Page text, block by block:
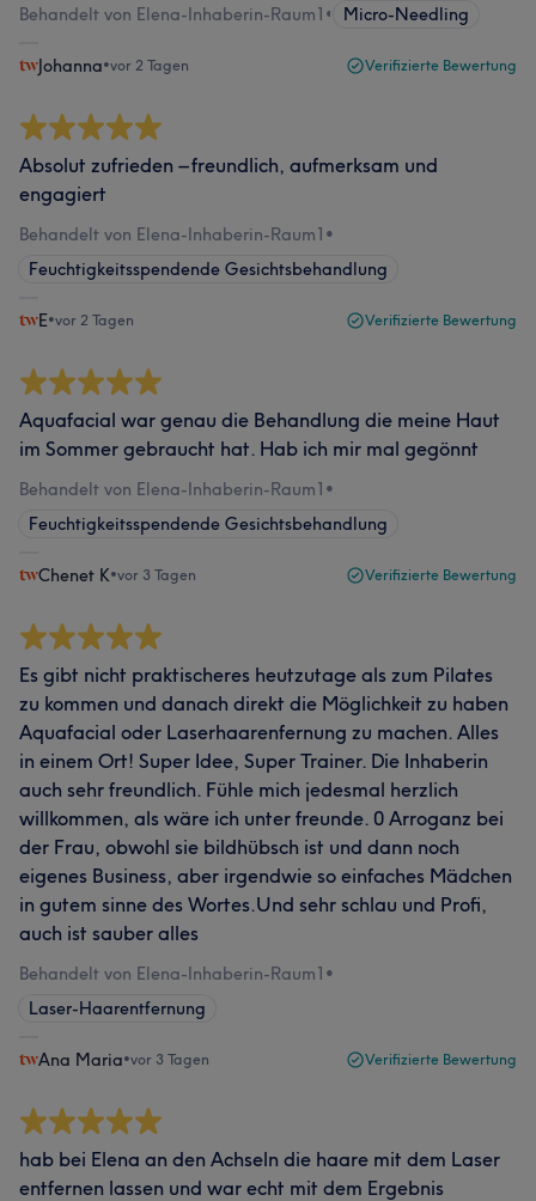
Behandelt von Elena-Inhaberin-Raum1 • Micro-Needling
Johanna•vor 2 Tagen Verifizierte Bewertung
Absolut zufrieden – freundlich, aufmerksam und
engagiert
Behandelt von Elena-Inhaberin-Raum1 •
Feuchtigkeitsspendende Gesichtsbehandlung
E•vor 2 Tagen Verifizierte Bewertung
Aquafacial war genau die Behandlung die meine Haut
im Sommer gebraucht hat. Hab ich mir mal gegönnt
Behandelt von Elena-Inhaberin-Raum1 •
Feuchtigkeitsspendende Gesichtsbehandlung
Chenet K•vor 3 Tagen Verifizierte Bewertung
Es gibt nicht praktischeres heutzutage als zum Pilates
zu kommen und danach direkt die Möglichkeit zu haben
Aquafacial oder Laserhaarenfernung zu machen. Alles
in einem Ort! Super Idee, Super Trainer. Die Inhaberin
auch sehr freundlich. Fühle mich jedesmal herzlich
willkommen, als wäre ich unter freunde. 0 Arroganz bei
der Frau, obwohl sie bildhübsch ist und dann noch
eigenes Business, aber irgendwie so einfaches Mädchen
in gutem sinne des Wortes.Und sehr schlau und Profi,
auch ist sauber alles
Behandelt von Elena-Inhaberin-Raum1 •
Laser-Haarentfernung
Ana Maria•vor 3 Tagen Verifizierte Bewertung
hab bei Elena an den Achseln die haare mit dem Laser
entfernen lassen und war echt mit dem Ergebnis